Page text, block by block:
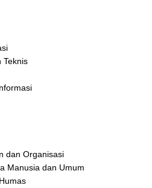
Teknis
dan Organisasi
Manusia dan Umum